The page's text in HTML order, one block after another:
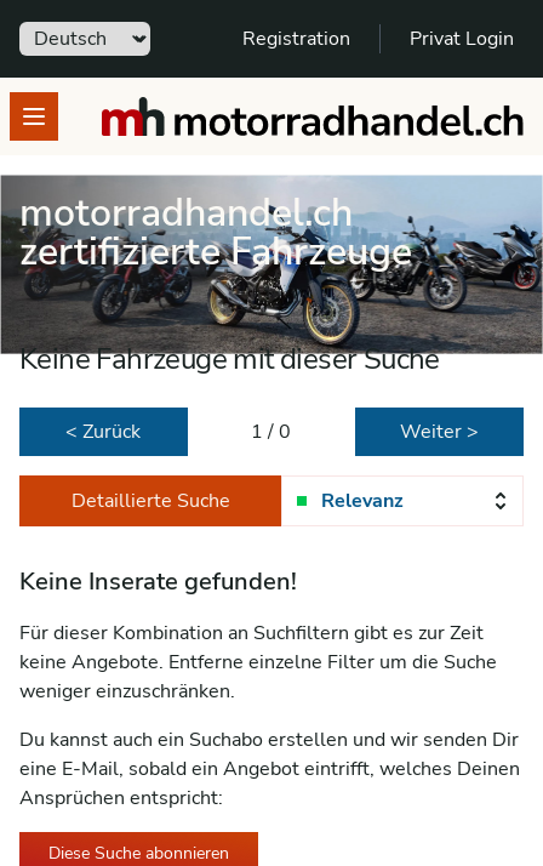
Sprache Registration Privat Login
Open menumotorradhandel.ch
motorradhandel.ch
zertifizierte Fahrzeuge
Keine Fahrzeuge mit dieser Suche
< Zurück 1 / 0 Weiter >
Detaillierte Suche Relevanz
Keine Inserate gefunden!
Für dieser Kombination an Suchfiltern gibt es zur Zeit
keine Angebote. Entferne einzelne Filter um die Suche
weniger einzuschränken.
Du kannst auch ein Suchabo erstellen und wir senden Dir
eine E-Mail, sobald ein Angebot eintrifft, welches Deinen
Ansprüchen entspricht:
Diese Suche abonnieren